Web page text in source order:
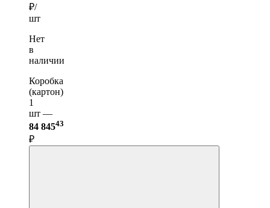
₽/
шт
Нет
в
наличии
Коробка
(картон)
1
шт —
84 84543
₽